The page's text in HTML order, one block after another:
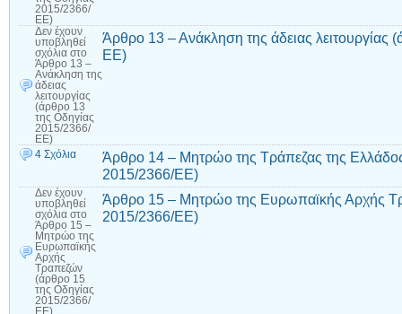
2015/2366/
ΕΕ)
Δεν έχουν
υποβληθεί
σχόλια στο
Άρθρο 13 –
Ανάκληση της
άδειας
λειτουργίας
(άρθρο 13
της Οδηγίας
2015/2366/
ΕΕ)
Άρθρο 13 – Ανάκληση της άδειας
ΕΕ)
4 Σχόλια
Άρθρο 14 – Μητρώο της Τράπεζας της
2015/2366/ΕΕ)
Δεν έχουν
υποβληθεί
σχόλια στο
Άρθρο 15 –
Μητρώο της
Ευρωπαϊκής
Αρχής
Τραπεζών
(άρθρο 15
της Οδηγίας
2015/2366/
ΕΕ)
Άρθρο 15 – Μητρώο της Ευρωπαϊκής Αρχής
2015/2366/ΕΕ)